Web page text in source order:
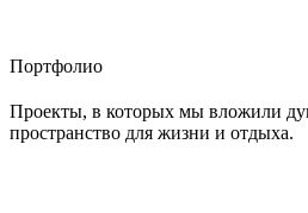
Портфолио
Проекты, в которых мы вложили
пространство для жизни и отдыха.